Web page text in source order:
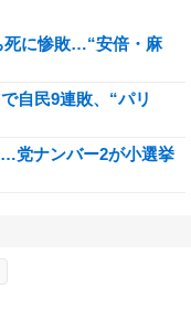
死に惨敗…“安倍・麻
自民9連敗、“パリ
党ナンバー2が小選挙